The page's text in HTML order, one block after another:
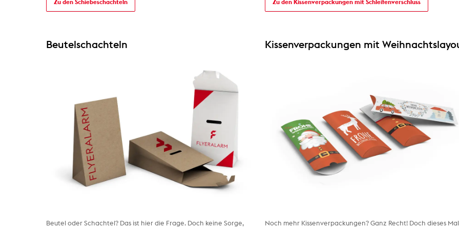
Zu den Schiebeschachteln Zu den Kissenverpackungen mit Schleifenverschluss
Beutelschachteln
Beutel oder Schachtel? Das ist hier die Frage. Doch keine Sorge,
Kissenverpackungen mit
Noch mehr Kissenverpackungen? Ganz Recht! Doch dieses Mal